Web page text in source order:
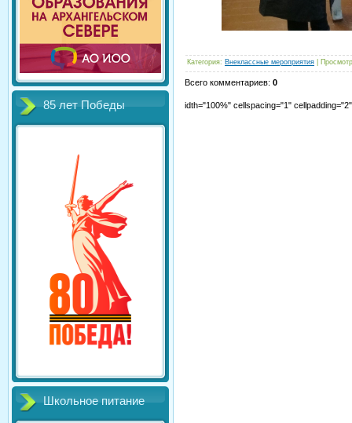
85 лет Победы
Школьное питание
Категория: Внеклассные мероприятия
Всего комментариев: 0
idth="100%" cellspacing="1"